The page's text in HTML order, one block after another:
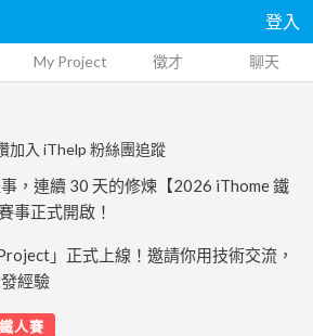
登入
My Project 徵才 聊天
加入 iThelp 粉絲團追蹤
，連續 30 天的修煉【2026 iThome 鐵
事正式開啟！
」正式上線！邀請你用技術交流，
經驗
人賽